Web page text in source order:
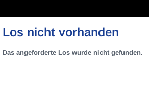
Los nicht vorhanden
Das angeforderte Los wurde nicht gefunden.